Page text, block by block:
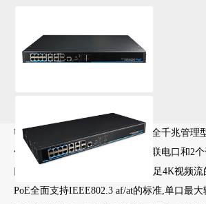
UTP3-GSW0806-TP150是8口PoE全千兆管理
供8个千兆PoE+电口、4个千兆上联电口和2
口）。本产品缓存达4Mbit，可满足4K视频
PoE全面支持IEEE802.3 af/at的标准,单口最